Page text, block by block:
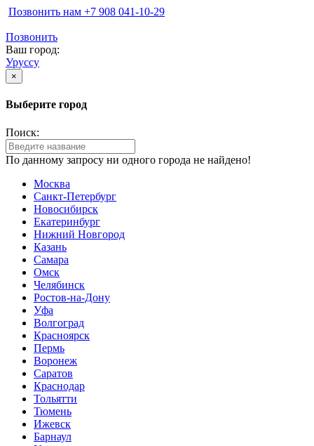
Позвонить нам ‪+7 908 041-10-29
Позвонить
Ваш город:
Уруссу
×
Выберите город
Поиск:
По данному запросу ни одного города не найдено!
Москва
Санкт-Петербург
Новосибирск
Екатеринбург
Нижний Новгород
Казань
Самара
Омск
Челябинск
Ростов-на-Дону
Уфа
Волгоград
Красноярск
Пермь
Воронеж
Саратов
Краснодар
Тольятти
Тюмень
Ижевск
Барнаул